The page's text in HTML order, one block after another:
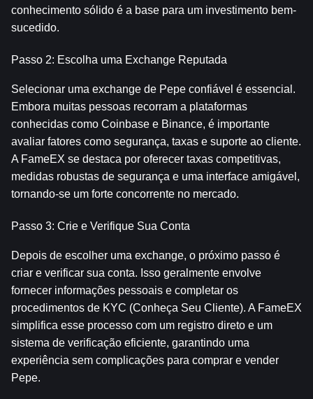
conhecimento sólido é a base para um investimento bem-
sucedido.
Passo 2: Escolha uma Exchange Reputada
Selecionar uma exchange de Pepe confiável é essencial.
Embora muitas pessoas recorram a plataformas
conhecidas como Coinbase e Binance, é importante
avaliar fatores como segurança, taxas e suporte ao cliente.
A FameEX se destaca por oferecer taxas competitivas,
medidas robustas de segurança e uma interface amigável,
tornando-se um forte concorrente no mercado.
Passo 3: Crie e Verifique Sua Conta
Depois de escolher uma exchange, o próximo passo é
criar e verificar sua conta. Isso geralmente envolve
fornecer informações pessoais e completar os
procedimentos de KYC (Conheça Seu Cliente). A FameEX
simplifica esse processo com um registro direto e um
sistema de verificação eficiente, garantindo uma
experiência sem complicações para comprar e vender
Pepe.